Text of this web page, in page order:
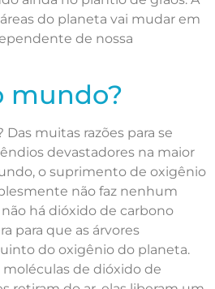
do planeta vai mudar em
de nossa
mundo?
Das muitas razões para se
devastadores na maior
o suprimento de oxigênio
não faz nenhum
há dióxido de carbono
para que as árvores
do oxigênio do planeta.
moléculas de dióxido de